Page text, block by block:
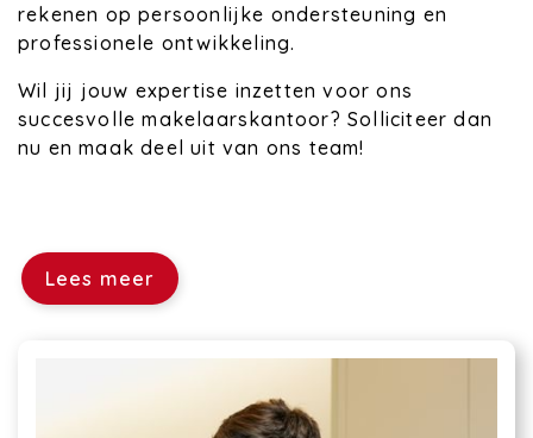
rekenen op persoonlijke ondersteuning en
professionele ontwikkeling.
Wil jij jouw expertise inzetten voor ons
succesvolle makelaarskantoor? Solliciteer dan
nu en maak deel uit van ons team!
Lees meer